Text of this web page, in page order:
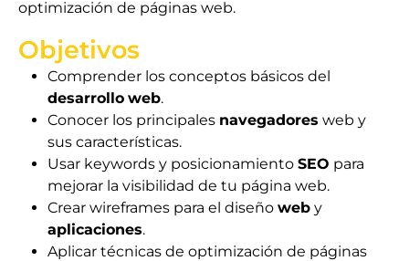
optimización de páginas web.
Objetivos
Comprender los conceptos básicos del
desarrollo web.
Conocer los principales navegadores web y
sus características.
Usar keywords y posicionamiento SEO para
mejorar la visibilidad de tu página web.
Crear wireframes para el diseño web y
aplicaciones.
Aplicar técnicas de optimización de páginas